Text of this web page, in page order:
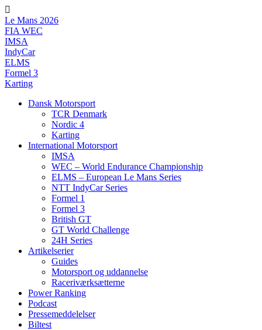
Videre
til
indhold
Le Mans 2026
FIA WEC
IMSA
IndyCar
ELMS
Formel 3
Karting
Dansk Motorsport
TCR Denmark
Nordic 4
Karting
International Motorsport
IMSA
WEC – World Endurance Championship
ELMS – European Le Mans Series
NTT IndyCar Series
Formel 1
Formel 3
British GT
GT World Challenge
24H Series
Artikelserier
Guides
Motorsport og uddannelse
Raceriværksætterne
Power Ranking
Podcast
Pressemeddelelser
Biltest